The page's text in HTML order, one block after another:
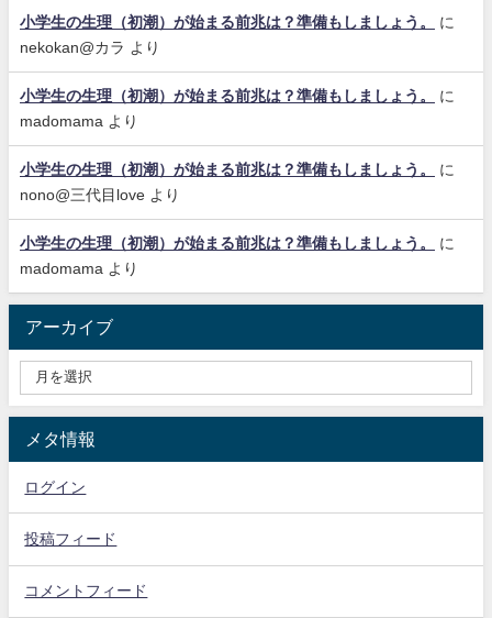
小学生の生理（初潮）が始まる前兆は？準備もしましょう。
に
nekokan@カラ
より
小学生の生理（初潮）が始まる前兆は？準備もしましょう。
に
madomama より
小学生の生理（初潮）が始まる前兆は？準備もしましょう。
に
nono@三代目love より
小学生の生理（初潮）が始まる前兆は？準備もしましょう。
に
madomama より
アーカイブ
メタ情報
ログイン
投稿フィード
コメントフィード